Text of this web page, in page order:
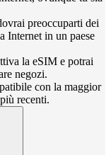
preoccuparti dei
Internet in un paese
la eSIM e potrai
negozi.
con la maggior
recenti.